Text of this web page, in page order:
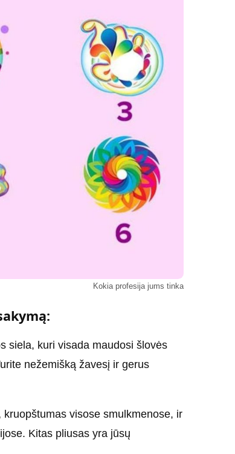
Kokia profesija jums tinka
siela, kuri visada maudosi šlovės
nežemišką žavesį ir gerus
visose smulkmenose, ir
Kitas pliusas yra jūsų